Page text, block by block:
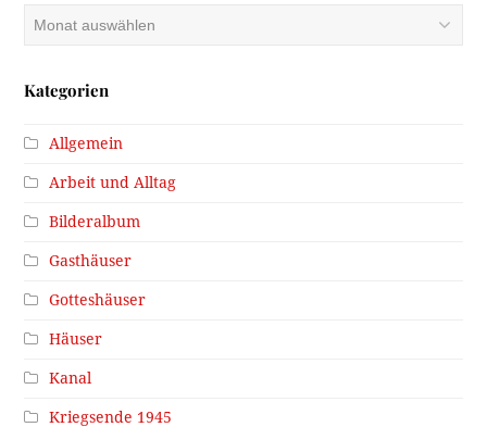
Kategorien
Allgemein
Arbeit und Alltag
Bilderalbum
Gasthäuser
Gotteshäuser
Häuser
Kanal
Kriegsende 1945